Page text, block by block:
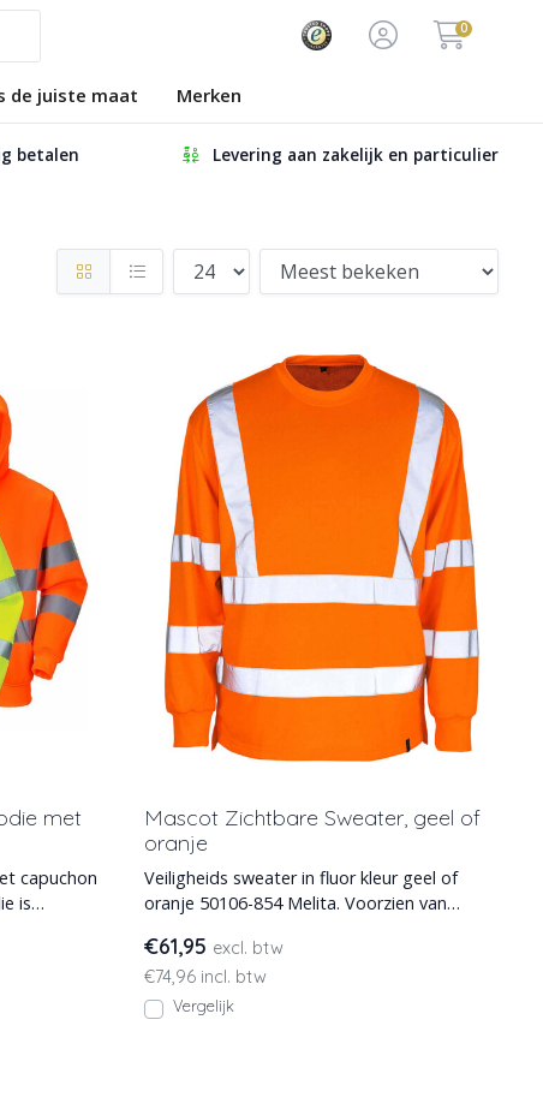
0
de juiste maat Merken
betalen Levering aan zakelijk en particulier
met
capuchon
is
Mascot Zichtbare Sweater, geel of
oranje
Veiligheids sweater in fluor kleur geel of
oranje 50106-854 Melita. Voorzien van
€61,95 excl. btw
€74,96 incl. btw
Vergelijk